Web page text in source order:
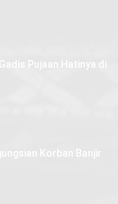
Pujaan Hatinya di
Korban Banjir